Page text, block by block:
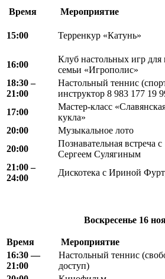
Время Мероприятие
15:00 Терренкур «Катунь»
16:00
Клуб настольных игр для
семьи «Игрополис»
18:30 –
21:00
Настольный теннис
инструктор 8 983 177 19
17:00
Мастер-класс
кукла»
20:00
Музыкальное лото
20:00
Познавательная встреча с
Сергеем Сулягиным
21:00 –
24:00
Дискотека с Ириной
Воскресенье 16
Время Мероприятие
16:30 —
21:00
Настольный теннис
доступ)